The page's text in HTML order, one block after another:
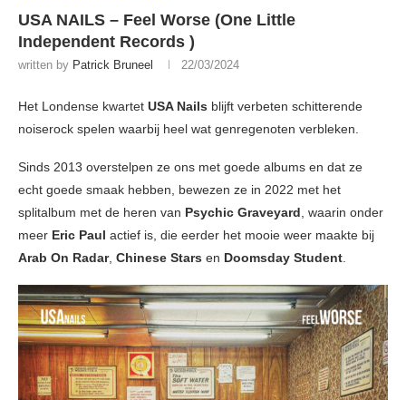
USA NAILS – Feel Worse (One Little
Independent Records )
written by Patrick Bruneel 22/03/2024
Het Londense kwartet USA Nails blijft verbeten schitterende
noiserock spelen waarbij heel wat genregenoten verbleken.
Sinds 2013 overstelpen ze ons met goede albums en dat ze
echt goede smaak hebben, bewezen ze in 2022 met het
splitalbum met de heren van Psychic Graveyard, waarin onder
meer Eric Paul actief is, die eerder het mooie weer maakte bij
Arab On Radar, Chinese Stars en Doomsday Student.